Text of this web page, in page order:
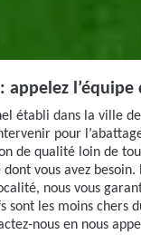
appelez l’équipe
établi dans la ville
pour
de qualité loin de
vous avez
nous vous
sont les moins chers
nous en nous